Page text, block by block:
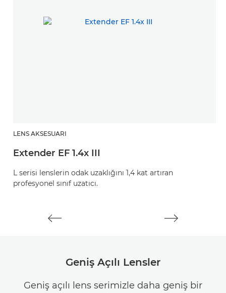
LENS AKSESUARI
Extender EF 1.4x III
L serisi lenslerin odak uzaklığını 1,4 kat artıran
profesyonel sınıf uzatıcı.
Geniş Açılı Lensler
Geniş açılı lens serimizle daha geniş bir